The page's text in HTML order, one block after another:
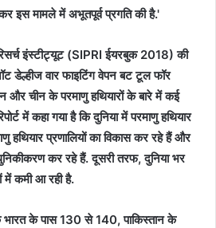
इंस्टीट्यूट (SIPRI ईयरबुक 2018) की
डेल्हीज वार फाइटिंग वेपन बट टूल फॉर
और चीन के परमाणु हथियारों के बारे में कई
में कहा गया है कि दुनिया में परमाणु हथियार
हथियार प्रणालियों का विकास कर रहे हैं और
कर रहे हैं. दूसरी तरफ, दुनिया भर
में कमी आ रही है.
कि भारत के पास 130 से 140, पाकिस्तान के